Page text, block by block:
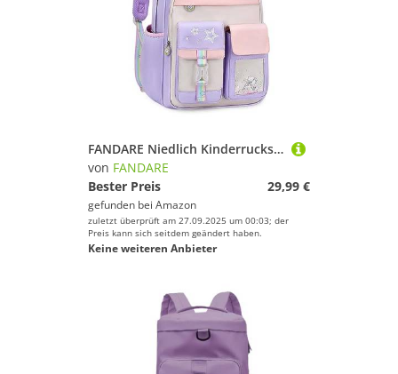
FANDARE Niedlich Kinderrucksack Galaxy Schulranzen Mädchen Junge Schulrucksack Büchertaschen Rucksack Hochschule Schultertasche für Outdoor Reisen Schule Daypacks mit Brustgurt Lila
von FANDARE
Bester Preis
29,99 €
gefunden bei Amazon
zuletzt überprüft am 27.09.2025 um 00:03; der
Preis kann sich seitdem geändert haben.
Keine weiteren Anbieter